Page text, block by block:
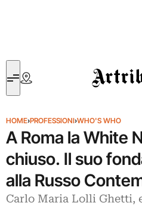
Artribune
HOME›PROFESSIONI›WHO'S WHO
A Roma la White
chiuso. Il suo
alla Russo
Carlo Maria Lolli Ghetti,